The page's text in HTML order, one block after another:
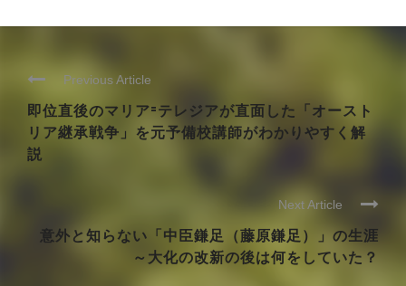
Previous Article
即位直後のマリア=テレジアが直面した「オースト
リア継承戦争」を元予備校講師がわかりやすく解
説
Next Article
意外と知らない「中臣鎌足（藤原鎌足）」の生涯
～大化の改新の後は何をしていた？